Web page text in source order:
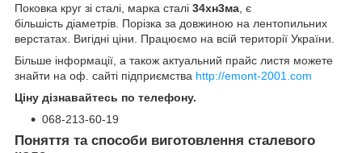
Поковка круг зі сталі, марка сталі 34хн3ма , є
більшість діаметрів. Порізка за довжиною на лентопильних
верстатах. Вигідні ціни. Працюємо на всій території України.
Більше інформації, а також актуальний прайс листя можете
знайти на оф. сайті підприємства http://emont-2001.com
Ціну дізнавайтесь по телефону.
068-213-60-19
Поняття та способи виготовлення сталевого